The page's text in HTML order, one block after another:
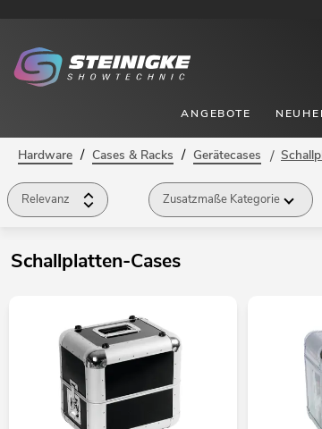
ANGEBOTE
Hardware / Cases & Racks / Gerätecases /
Relevanz Zusatzmaße Kategorie
Schallplatten-Cases